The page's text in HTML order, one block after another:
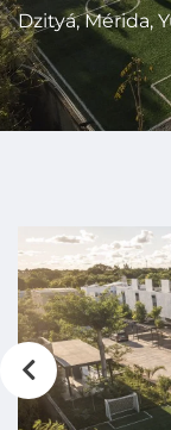
Dzityá, Mérida,